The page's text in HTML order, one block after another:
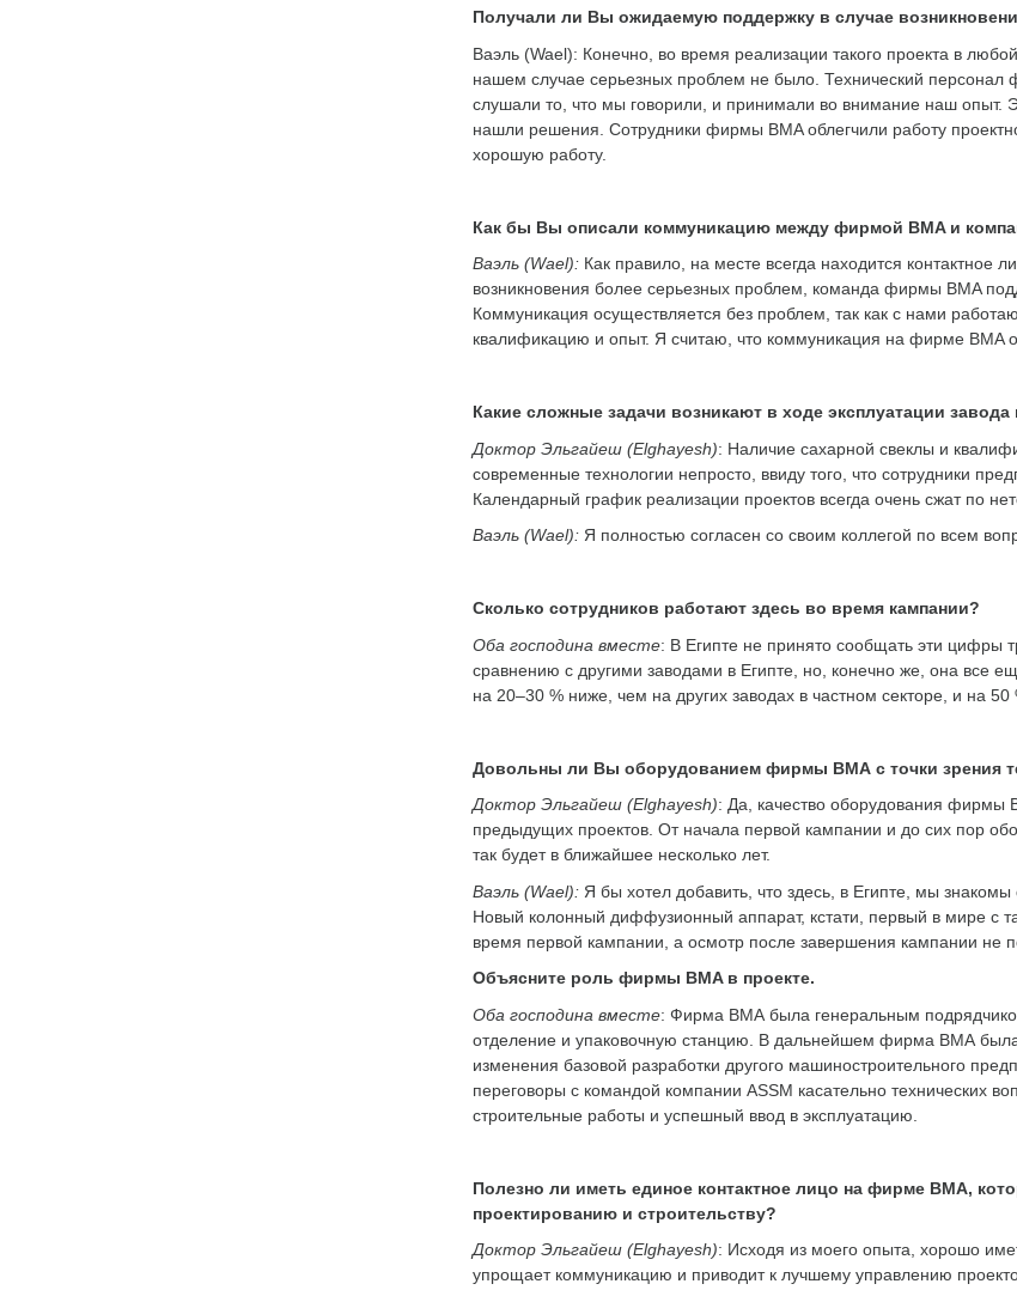
Получали ли Вы ожидаемую поддержку в случае
Ваэль (Wael): Конечно, во время реализации такого проекта в
нашем случае серьезных проблем не было. Технический
слушали то, что мы говорили, и принимали во внимание наш
нашли решения. Сотрудники фирмы BMA облегчили работу
хорошую работу.
Как бы Вы описали коммуникацию между фирмой BMA и
Ваэль (Wael):Как правило, на месте всегда находится контактное
возникновения более серьезных проблем, команда фирмы BMA
Коммуникация осуществляется без проблем, так как с нами
квалификацию и опыт. Я считаю, что коммуникация на фирме BMA
Какие сложные задачи возникают в ходе эксплуатации завода
Доктор Эльгайеш (Elghayesh): Наличие сахарной свеклы и
современные технологии непросто, ввиду того, что сотрудники
Календарный график реализации проектов всегда очень сжат по
Ваэль (Wael): Я полностью согласен со своим коллегой по всем
Сколько сотрудников работают здесь во время кампании?
Оба господина вместе: В Египте не принято сообщать эти цифры
сравнению с другими заводами в Египте, но, конечно же, она все
на 20–30 % ниже, чем на других заводах в частном секторе, и на
Довольны ли Вы оборудованием фирмы ВМА с точки зрения
Доктор Эльгайеш (Elghayesh): Да, качество оборудования фирмы
предыдущих проектов. От начала первой кампании и до сих пор
так будет в ближайшее несколько лет.
Ваэль (Wael): Я бы хотел добавить, что здесь, в Египте, мы
Новый колонный диффузионный аппарат, кстати, первый в мире с
время первой кампании, а осмотр после завершения кампании не
Объясните роль фирмы BMA в проекте.
Оба господина вместе: Фирма ВМА была генеральным
отделение и упаковочную станцию. В дальнейшем фирма ВМА была
изменения базовой разработки другого машиностроительного
переговоры с командой компании ASSM касательно технических
строительные работы и успешный ввод в эксплуатацию.
Полезно ли иметь единое контактное лицо на фирме ВМА,
проектированию и строительству?
Доктор Эльгайеш (Elghayesh): Исходя из моего опыта, хорошо
упрощает коммуникацию и приводит к лучшему управлению